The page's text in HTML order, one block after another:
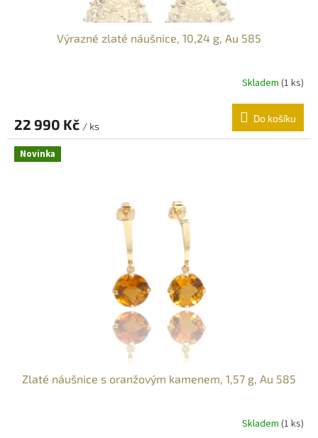
Výrazné zlaté náušnice, 10,24 g, Au 585
Skladem (1 ks)
22 990 Kč / ks
Do košíku
Novinka
Zlaté náušnice s oranžovým kamenem, 1,57 g, Au 585
Skladem (1 ks)